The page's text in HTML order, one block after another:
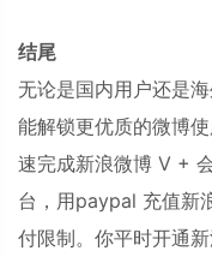
结尾
无论是国内用户还是
能解锁更优质的微博
速完成新浪微博 V +
台，用paypal 充值新
付限制。你平时开通